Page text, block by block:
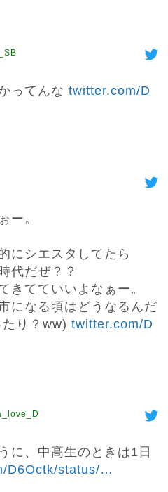
ってんな twitter.com/D
ー。
にシエスタしてたら
代だぜ？？
きてていいよなぁー。
になる頃はどうなるんだ
り？ww) twitter.com/D
に、中高生のときは1日
D6Octk/status/…